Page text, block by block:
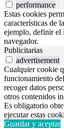
performance
Estas cookies
características de
ejemplo, definir el
navegador.
Publicitarias
advertisement
Cualquier cookie
funcionamiento
recoger datos
otros contenidos
Es obligatorio
ejecutar estas
Guardar y aceptar